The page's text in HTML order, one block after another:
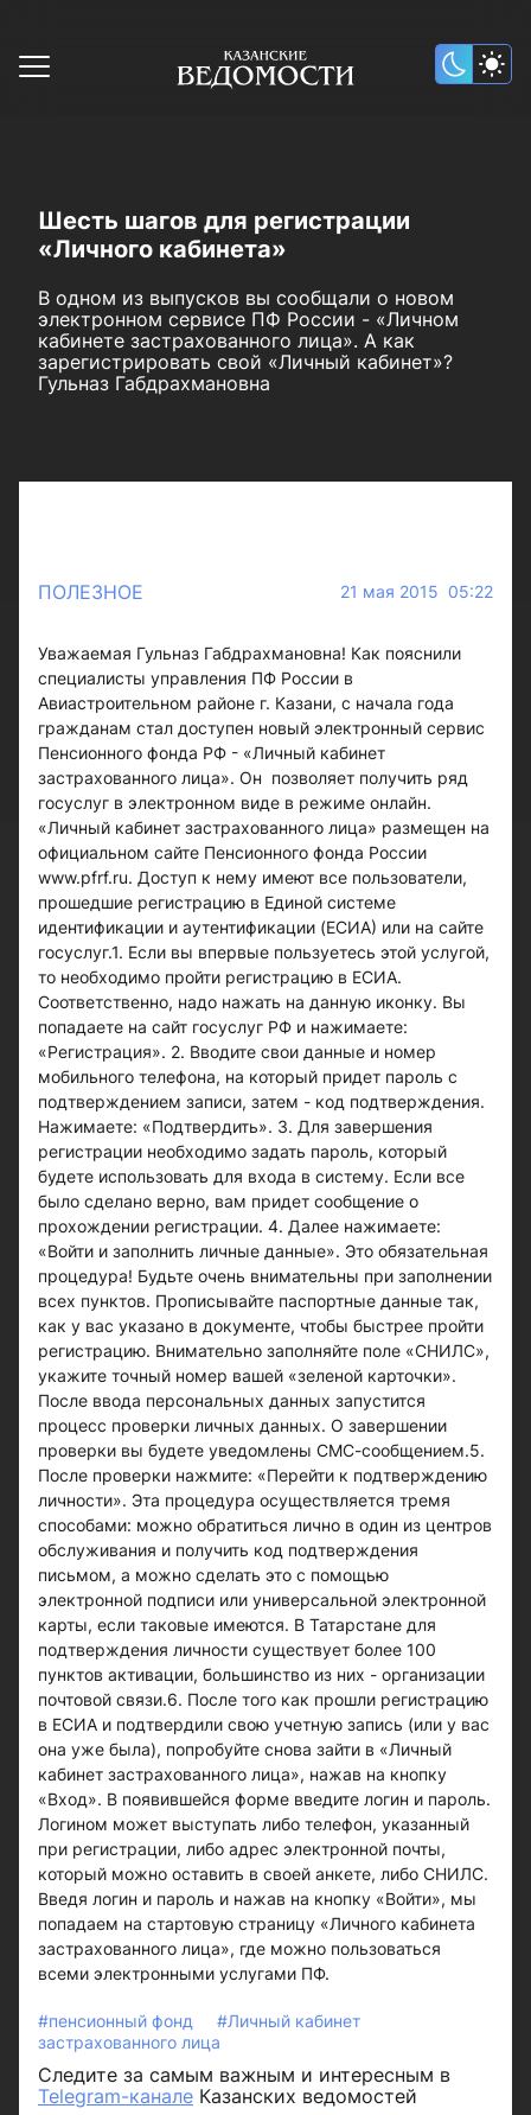
Шесть шагов для регистрации
«Личного кабинета»
В одном из выпусков вы сообщали о новом
электронном сервисе ПФ России - «Личном
кабинете застрахованного лица». А как
зарегистрировать свой «Личный кабинет»?
Гульназ Габдрахмановна
ПОЛЕЗНОЕ 21 мая 2015 05:22
Уважаемая Гульназ Габдрахмановна! Как пояснили
специалисты управления ПФ России в
Авиастроительном районе г. Казани, с начала года
гражданам стал доступен новый электронный сервис
Пенсионного фонда РФ - «Личный кабинет
застрахованного лица». Он позволяет получить ряд
госуслуг в электронном виде в режиме онлайн.
«Личный кабинет застрахованного лица» размещен на
официальном сайте Пенсионного фонда России
www.pfrf.ru. Доступ к нему имеют все пользователи,
прошедшие регистрацию в Единой системе
идентификации и аутентификации (ЕСИА) или на сайте
госуслуг.1. Если вы впервые пользуетесь этой услугой,
то необходимо пройти регистрацию в ЕСИА.
Соответственно, надо нажать на данную иконку. Вы
попадаете на сайт госуслуг РФ и нажимаете:
«Регистрация». 2. Вводите свои данные и номер
мобильного телефона, на который придет пароль с
подтверждением записи, затем - код подтверждения.
Нажимаете: «Подтвердить». 3. Для завершения
регистрации необходимо задать пароль, который
будете использовать для входа в систему. Если все
было сделано верно, вам придет сообщение о
прохождении регистрации. 4. Далее нажимаете:
«Войти и заполнить личные данные». Это обязательная
процедура! Будьте очень внимательны при заполнении
всех пунктов. Прописывайте паспортные данные так,
как у вас указано в документе, чтобы быстрее пройти
регистрацию. Внимательно заполняйте поле «СНИЛС»,
укажите точный номер вашей «зеленой карточки».
После ввода персональных данных запустится
процесс проверки личных данных. О завершении
проверки вы будете уведомлены СМС-сообщением.5.
После проверки нажмите: «Перейти к подтверждению
личности». Эта процедура осуществляется тремя
способами: можно обратиться лично в один из центров
обслуживания и получить код подтверждения
письмом, а можно сделать это с помощью
электронной подписи или универсальной электронной
карты, если таковые имеются. В Татарстане для
подтверждения личности существует более 100
пунктов активации, большинство из них - организации
почтовой связи.6. После того как прошли регистрацию
в ЕСИА и подтвердили свою учетную запись (или у вас
она уже была), попробуйте снова зайти в «Личный
кабинет застрахованного лица», нажав на кнопку
«Вход». В появившейся форме введите логин и пароль.
Логином может выступать либо телефон, указанный
при регистрации, либо адрес электронной почты,
который можно оставить в своей анкете, либо СНИЛС.
Введя логин и пароль и нажав на кнопку «Войти», мы
попадаем на стартовую страницу «Личного кабинета
застрахованного лица», где можно пользоваться
всеми электронными услугами ПФ.
#пенсионный фонд
#Личный кабинет
застрахованного лица
Следите за самым важным и интересным в
Telegram-канале Казанских ведомостей